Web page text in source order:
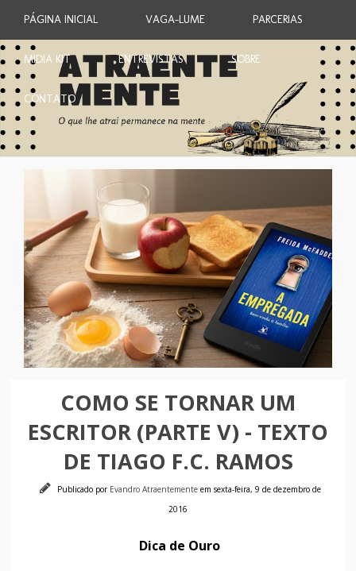
PÁGINA INICIAL VAGA-LUME PARCERIAS
MIDIA KIT ENTREVISTAS SOBRE
CONTATO
COMO SE TORNAR UM
ESCRITOR (PARTE V) - TEXTO
DE TIAGO F.C. RAMOS
Publicado por Evandro Atraentemente em sexta-feira, 9 de dezembro de
2016
Dica de Ouro